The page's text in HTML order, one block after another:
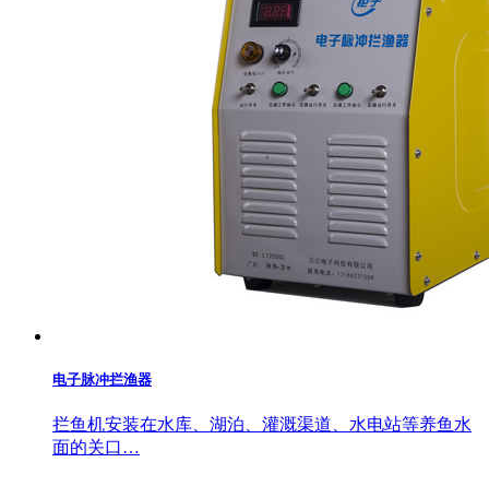
电子脉冲拦渔器
拦鱼机安装在水库、湖泊、灌溉渠道、水电站等养鱼水
面的关口…